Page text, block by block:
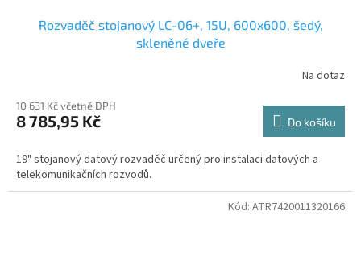
Rozvaděč stojanový LC-06+, 15U, 600x600, šedý,
skleněné dveře
Na dotaz
10 631 Kč včetně DPH
8 785,95 Kč Do košíku
19" stojanový datový rozvaděč určený pro instalaci datových a
telekomunikačních rozvodů.
Kód: ATR7420011320166